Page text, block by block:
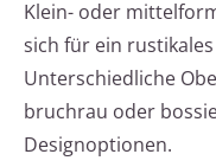
Klein- oder
sich für ein
Unterschiedliche
bruchrau oder
Designoptionen.